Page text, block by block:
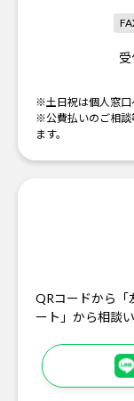
受
※土日祝は個人窓口
※公費払いのご相談
ます。
QRコードから「
ート」から相談